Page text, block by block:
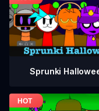
Sprunki